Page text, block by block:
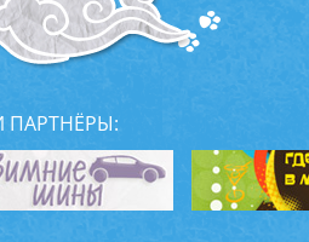
ПАРТНЁРЫ: